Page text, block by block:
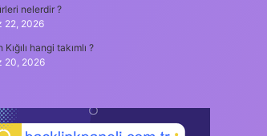
nelerdir ?
22, 2026
hangi takımlı ?
20, 2026